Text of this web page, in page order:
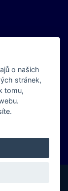
o našich
stránek,
tomu,